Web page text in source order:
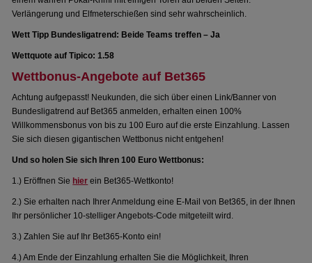
Verlängerung und Elfmeterschießen sind sehr wahrscheinlich.
Wett Tipp Bundesligatrend: Beide Teams treffen – Ja
Wettquote auf Tipico: 1.58
Wettbonus-Angebote auf Bet365
Achtung aufgepasst! Neukunden, die sich über einen Link/Banner von
Bundesligatrend auf Bet365 anmelden, erhalten einen 100%
Willkommensbonus von bis zu 100 Euro auf die erste Einzahlung. Lassen
Sie sich diesen gigantischen Wettbonus nicht entgehen!
Und so holen Sie sich Ihren 100 Euro Wettbonus:
1.) Eröffnen Sie hier ein Bet365-Wettkonto!
2.) Sie erhalten nach Ihrer Anmeldung eine E-Mail von Bet365, in der Ihnen
Ihr persönlicher 10-stelliger Angebots-Code mitgeteilt wird.
3.) Zahlen Sie auf Ihr Bet365-Konto ein!
4.) Am Ende der Einzahlung erhalten Sie die Möglichkeit, Ihren